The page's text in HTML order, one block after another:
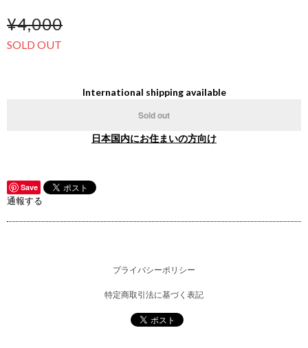
¥4,000
SOLD OUT
International shipping available
Sold out
日本国内にお住まいの方向け
Save
通報する
プライバシーポリシー
特定商取引法に基づく表記